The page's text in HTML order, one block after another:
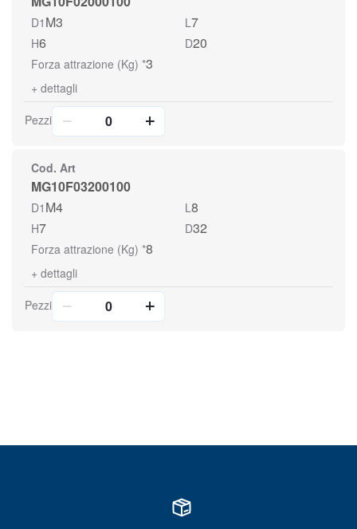
D1 M3 L7
H6 D20
Forza attrazione (Kg) *3
+ dettagli
Pezzi
Cod. Art
MG10F03200100
D1 M4 L8
H7 D32
Forza attrazione (Kg) *8
+ dettagli
Pezzi